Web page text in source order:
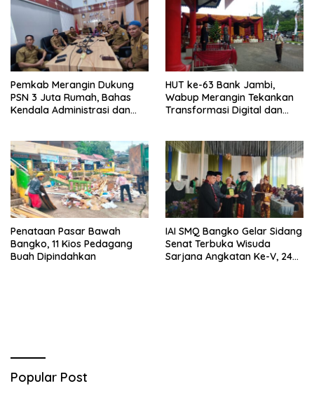
Pemkab Merangin Dukung
PSN 3 Juta Rumah, Bahas
Kendala Administrasi dan
HUT ke-63 Bank Jambi,
Wabup Merangin Tekankan
Transformasi Digital dan
Penataan Pasar Bawah
Bangko, 11 Kios Pedagang
Buah Dipindahkan
IAI SMQ Bangko Gelar Sidang
Senat Terbuka Wisuda
Sarjana Angkatan Ke-V, 243
Popular Post